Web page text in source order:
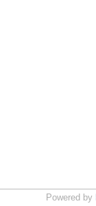
Powered by